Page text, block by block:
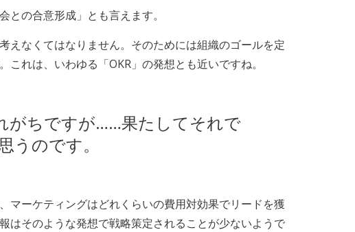
の合意形成」とも言えます。
えなくてはなりません。そのためには組織のゴールを定
れは、いわゆる「OKR」の発想とも近いですね。
がちですが……果たしてそれで
のです。
マーケティングはどれくらいの費用対効果でリードを獲
はそのような発想で戦略策定されることが少ないようで